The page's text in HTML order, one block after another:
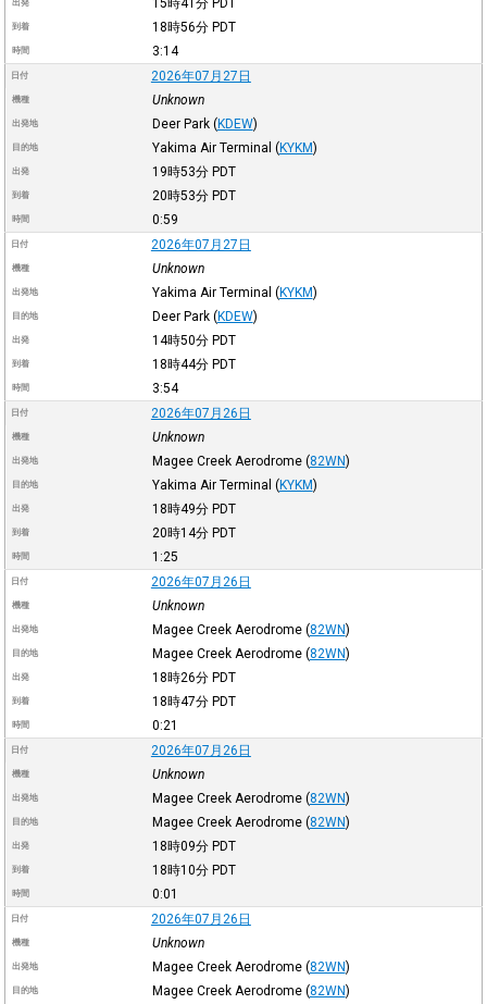
出発
到着 18時56分 PDT
時間 3:14
日付 2026年07月27日
機種 Unknown
出発地 Deer Park (KDEW)
目的地 Yakima Air Terminal (KYKM)
出発 19時53分 PDT
到着 20時53分 PDT
時間 0:59
日付 2026年07月27日
機種 Unknown
出発地 Yakima Air Terminal (KYKM)
目的地 Deer Park (KDEW)
出発 14時50分 PDT
到着 18時44分 PDT
時間 3:54
日付 2026年07月26日
機種 Unknown
出発地 Magee Creek Aerodrome (82WN)
目的地 Yakima Air Terminal (KYKM)
出発 18時49分 PDT
到着 20時14分 PDT
時間 1:25
日付 2026年07月26日
機種 Unknown
出発地 Magee Creek Aerodrome (82WN)
目的地 Magee Creek Aerodrome (82WN)
出発 18時26分 PDT
到着 18時47分 PDT
時間 0:21
日付 2026年07月26日
機種 Unknown
出発地 Magee Creek Aerodrome (82WN)
目的地 Magee Creek Aerodrome (82WN)
出発 18時09分 PDT
到着 18時10分 PDT
時間 0:01
日付 2026年07月26日
機種 Unknown
出発地 Magee Creek Aerodrome (82WN)
目的地 Magee Creek Aerodrome (82WN)